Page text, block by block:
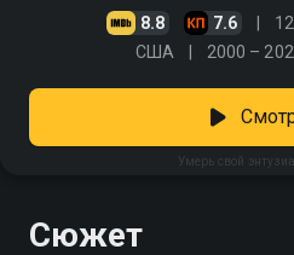
8.8 7.6
США 2000 –
Умерь свой
Сюжет